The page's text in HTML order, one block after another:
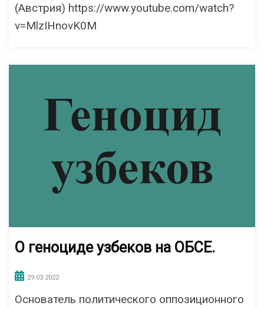
(Австрия) https://www.youtube.com/watch?
v=MlzIHnovK0M
О геноциде узбеков на ОБСЕ.
29.03.2022
Основатель политического оппозиционного